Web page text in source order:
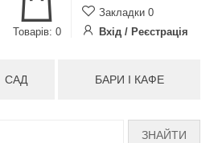
Закладки 0
Вхід / Реєстрація
Товарів: 0
САД БАРИ І КАФЕ
ЗНАЙТИ